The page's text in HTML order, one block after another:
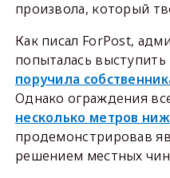
произвола, который
Как писал ForPost,
попыталась
поручила
Однако ограждения
несколько метров
продемонстрировав
решением местных